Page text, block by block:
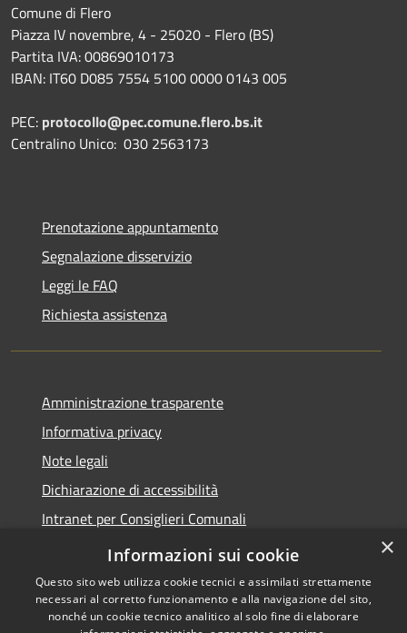
Comune di Flero
Piazza IV novembre, 4 - 25020 - Flero (BS)
Partita IVA: 00869010173
IBAN: IT60 D085 7554 5100 0000 0143 005
PEC: protocollo@pec.comune.flero.bs.it
Centralino Unico: 030 2563173
Prenotazione appuntamento
Segnalazione disservizio
Leggi le FAQ
Richiesta assistenza
Amministrazione trasparente
Informativa privacy
Note legali
Dichiarazione di accessibilità
Intranet per Consiglieri Comunali
Codice Univoco Fatturazione Elettronica
×
Informazioni sui cookie
Questo sito web utilizza cookie tecnici e assimilati strettamente
necessari al corretto funzionamento e alla navigazione del sito,
nonché un cookie tecnico analitico al solo fine di elaborare